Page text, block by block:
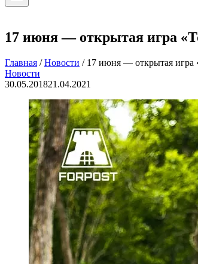
17 июня — открытая игра
Главная / Новости / 17 июня — открытая игра
Новости
30.05.201821.04.2021